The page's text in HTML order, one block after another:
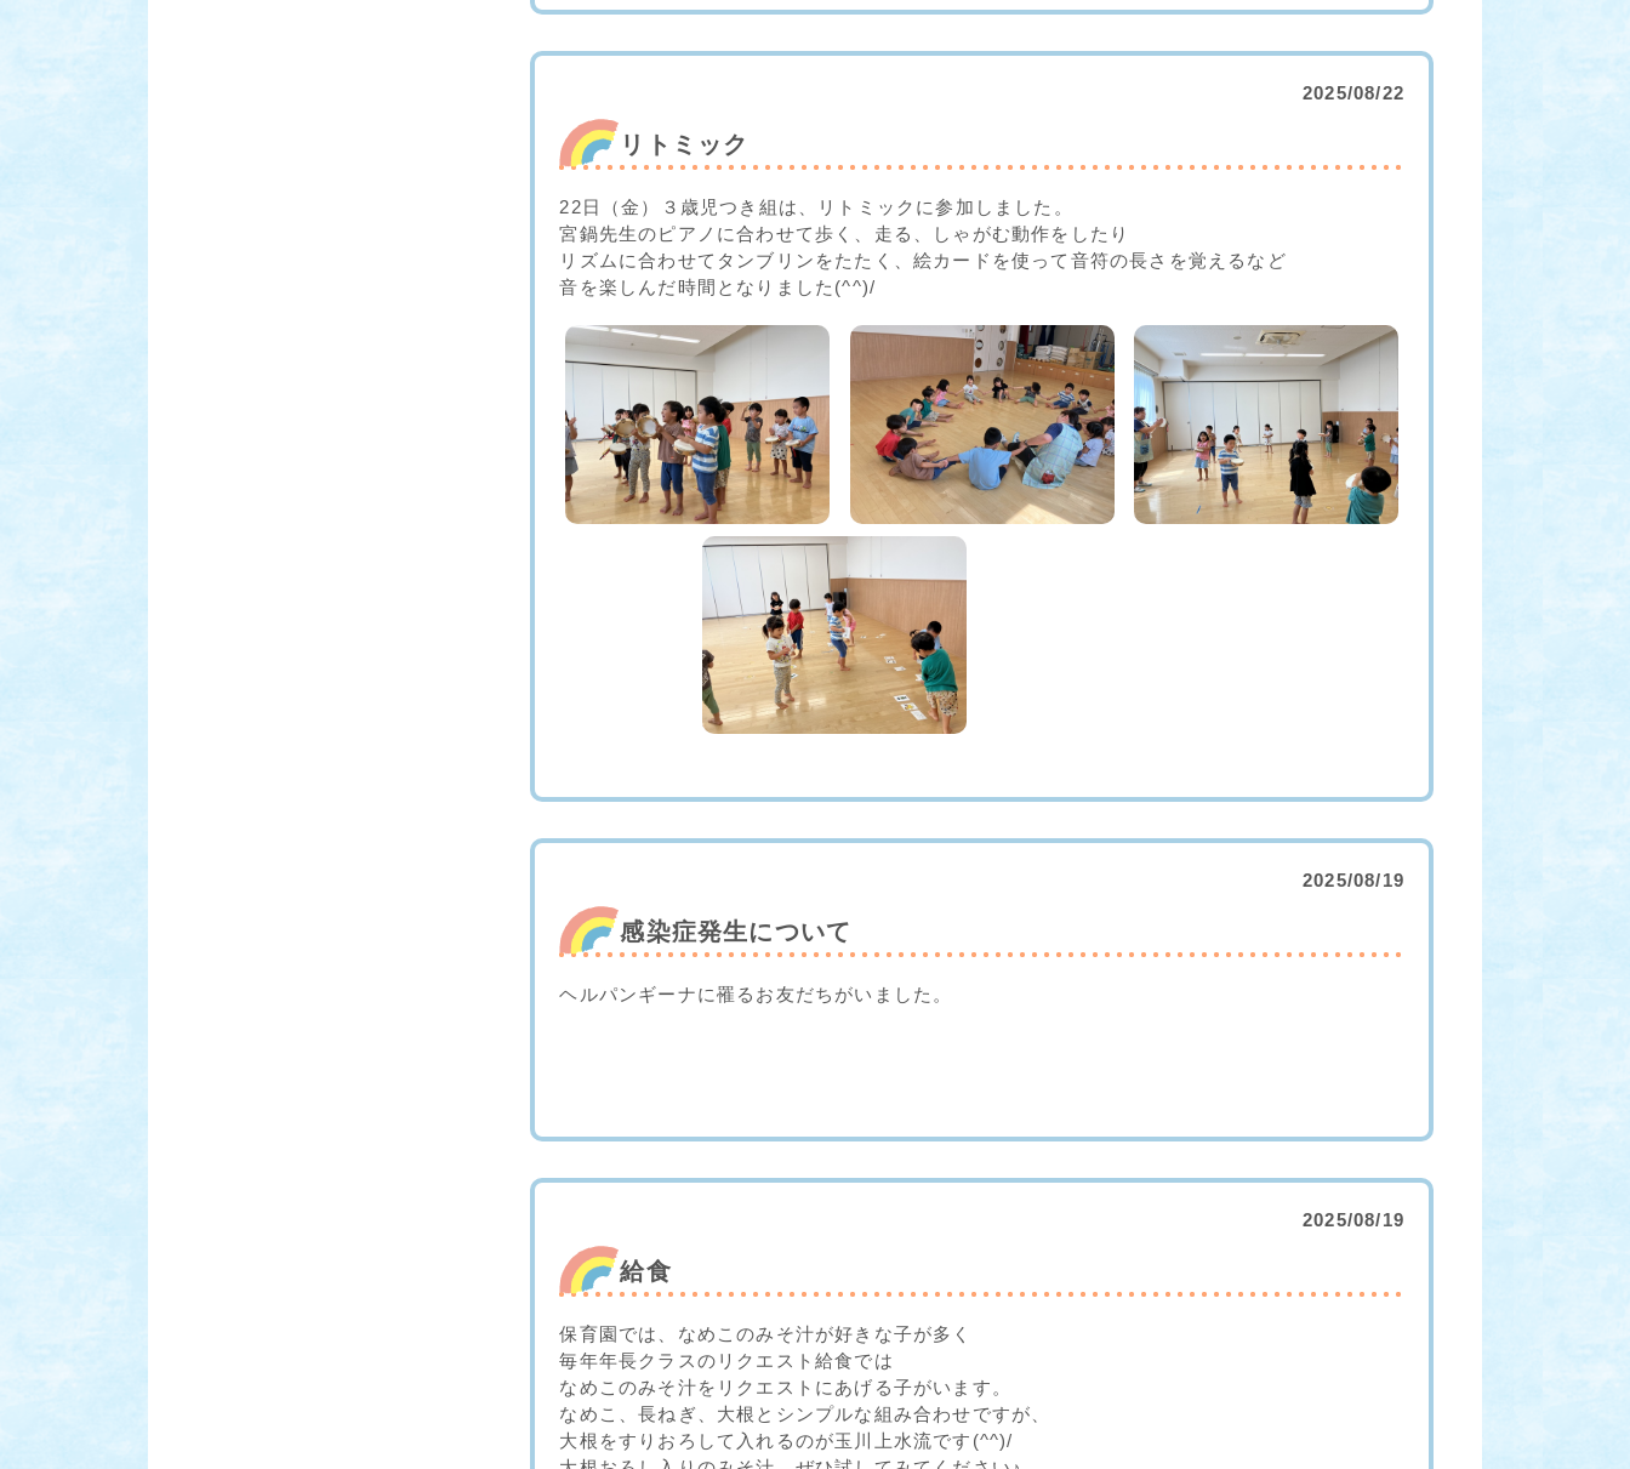
2025/08/22
リトミック
22日（金）３歳児つき組は、リトミックに参加しました。
宮鍋先生のピアノに合わせて歩く、走る、しゃがむ動作をしたり
リズムに合わせてタンブリンをたたく、絵カードを使って音符の長さを覚えるなど
音を楽しんだ時間となりました(^^)/
2025/08/19
感染症発生について
ヘルパンギーナに罹るお友だちがいました。
2025/08/19
給食
保育園では、なめこのみそ汁が好きな子が多く
毎年年長クラスのリクエスト給食では
なめこのみそ汁をリクエストにあげる子がいます。
なめこ、長ねぎ、大根とシンプルな組み合わせですが、
大根をすりおろして入れるのが玉川上水流です(^^)/